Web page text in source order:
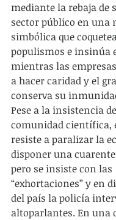
mediante la rebaja de
sector público en una
simbólica que
populismos e insinúa
mientras las
a hacer caridad y el
conserva su
Pese a la insistencia
comunidad científica,
resiste a paralizar la
disponer una
pero se insiste con las
“exhortaciones” y en
del país la policía
altoparlantes. En una